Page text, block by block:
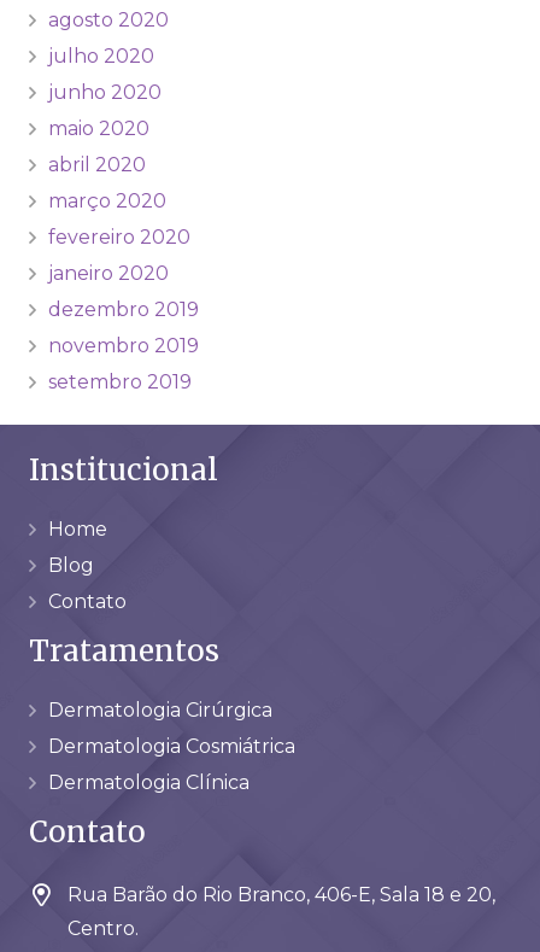
agosto 2020
julho 2020
junho 2020
maio 2020
abril 2020
março 2020
fevereiro 2020
janeiro 2020
dezembro 2019
novembro 2019
setembro 2019
Institucional
Home
Blog
Contato
Tratamentos
Dermatologia Cirúrgica
Dermatologia Cosmiátrica
Dermatologia Clínica
Contato
Rua Barão do Rio Branco, 406-E, Sala 18 e 20,
Centro.